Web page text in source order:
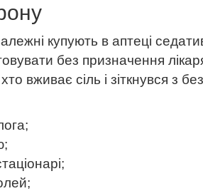
купують в аптеці
без призначення
вживає сіль і зіткнувся з